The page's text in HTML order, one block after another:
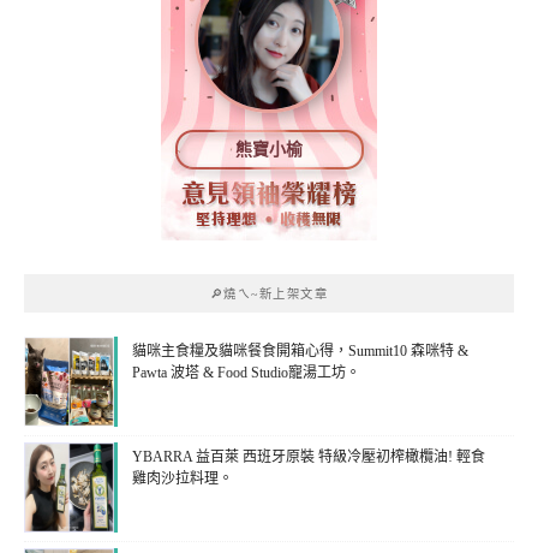
熊寶小榆
🔎燒ㄟ~新上架文章
貓咪主食糧及貓咪餐食開箱心得，Summit10 森咪特 &
Pawta 波塔 & Food Studio寵湯工坊。
YBARRA 益百萊 西班牙原裝 特級冷壓初榨橄欖油! 輕食
雞肉沙拉料理。